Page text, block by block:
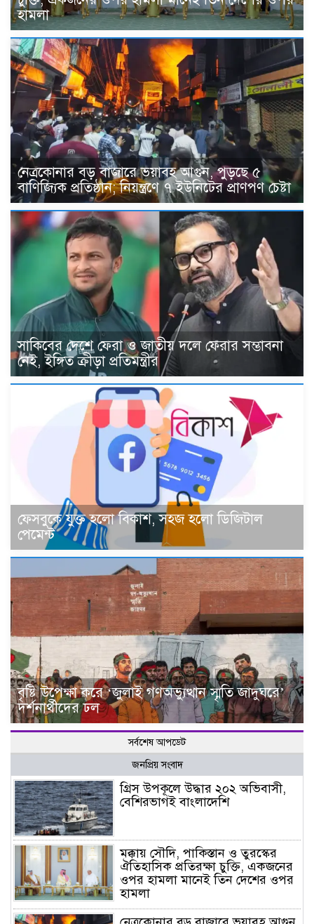
হামলা
নেত্রকোনার বড় বাজারে ভয়াবহ আগুন, পুড়ছে ৫
বাণিজ্যিক প্রতিষ্ঠান; নিয়ন্ত্রণে ৭ ইউনিটের প্রাণপণ চেষ্টা
সাকিবের দেশে ফেরা ও জাতীয় দলে ফেরার সম্ভাবনা
নেই, ইঙ্গিত ক্রীড়া প্রতিমন্ত্রীর
ফেসবুকে যুক্ত হলো বিকাশ, সহজ হলো ডিজিটাল
পেমেন্ট
বৃষ্টি উপেক্ষা করে ‘জুলাই গণঅভ্যুত্থান স্মৃতি জাদুঘরে’
দর্শনার্থীদের ঢল
সর্বশেষ আপডেট
জনপ্রিয় সংবাদ
গ্রিস উপকূলে উদ্ধার ২০২ অভিবাসী,
বেশিরভাগই বাংলাদেশি
মক্কায় সৌদি, পাকিস্তান ও তুরস্কের
ঐতিহাসিক প্রতিরক্ষা চুক্তি, একজনের
ওপর হামলা মানেই তিন দেশের ওপর
হামলা